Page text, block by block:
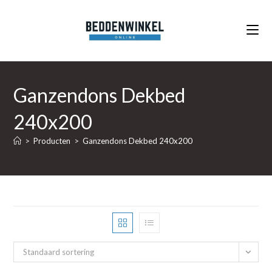
Ganzendons Dekbed
240x200
> Producten > Ganzendons Dekbed 240x200
Standaard sortering